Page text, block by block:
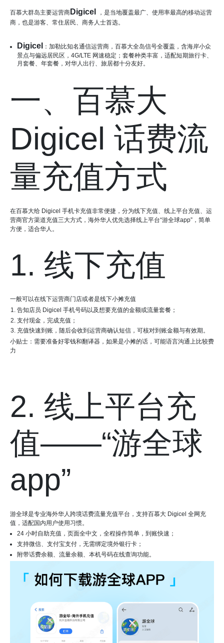
百慕大群岛主要运营商 Digicel
，是当地覆盖最广、使用率最高的移动运营
商，也是游客、常住居民、商务人士首选。
Digicel
：加勒比知名通信运营商，百慕大全岛信号全覆盖，含海岸小众
景点与偏远居民区，4G/LTE 网速稳定；套餐种类丰富，适配短期旅行卡、
月套餐、年套餐，对华人出行、旅居都十分友好。
一、百慕大
Digicel 话费流
量充值方式
在百慕大给 Digicel 手机卡充值非常便捷，分为线下充值、线上平台充值、运
营商官方渠道充值三大方式，海外华人优先选择线上平台“游全球app”，简单
方便，适合华人。
1. 线下充值
一般可以在线下运营商门店或者是线下小摊充值
告知店员 Digicel 手机号码以及想要充值的金额或流量套餐；
支付现金，完成充值；
充值快速到账，随后会收到运营商确认短信，可核对到账金额与有效期。
小贴士：需要准备好零钱和翻译器，如果是小摊的话，可能语言沟通上比较费
力
2. 线上平台充
值——“游全球
app”
游全球是专业海外华人跨境话费流量充值平台，支持百慕大 Digicel 全网充
值，适配国内用户使用习惯。
24 小时自助充值，页面全中文，全程操作简单，到账快速；
支持微信、支付宝支付，无需绑定境外银行卡；
附带话费余额、流量余额、本机号码在线查询功能。